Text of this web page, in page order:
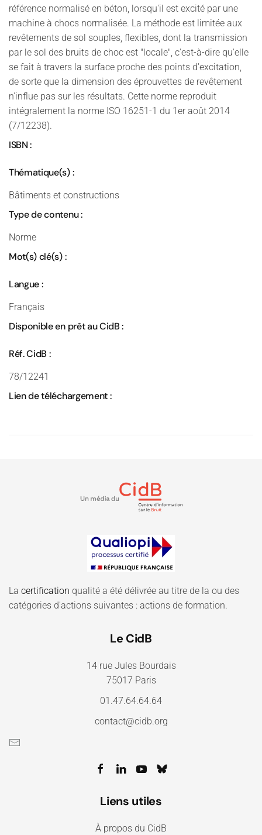
référence normalisé en béton, lorsqu'il est excité par une
machine à chocs normalisée. La méthode est limitée aux
revêtements de sol souples, flexibles, dont la transmission
par le sol des bruits de choc est "locale", c'est-à-dire qu'elle
se fait à travers la surface proche des points d'excitation,
de sorte que la dimension des éprouvettes de revêtement
n'influe pas sur les résultats. Cette norme reproduit
intégralement la norme ISO 16251-1 du 1er août 2014
(7/12238).
ISBN :
Thématique(s) :
Bâtiments et constructions
Type de contenu :
Norme
Mot(s) clé(s) :
Langue :
Français
Disponible en prêt au CidB :
Réf. CidB :
78/12241
Lien de téléchargement :
La certification qualité a été délivrée au titre de la ou des
catégories d'actions suivantes : actions de formation.
Le CidB
14 rue Jules Bourdais
75017 Paris
01.47.64.64.64
contact@cidb.org
Liens utiles
À propos du CidB